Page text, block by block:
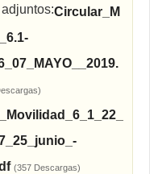
Circular_M
(357 Descargas)